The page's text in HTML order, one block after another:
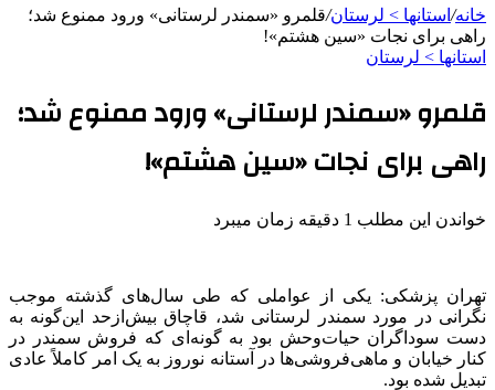
خانه/ استانها > لرستان/قلمرو «سمندر لرستانی» ورود ممنوع شد؛
راهی برای نجات «سین هشتم»!
استانها > لرستان
قلمرو «سمندر لرستانی» ورود ممنوع شد؛
راهی برای نجات «سین هشتم»!
خواندن این مطلب 1 دقیقه زمان میبرد
تهران پزشکی: یکی از عواملی که طی سال‌های گذشته موجب
نگرانی در مورد سمندر لرستانی شد، قاچاق بیش‌ازحد این‌گونه به
دست سوداگران حیات‌وحش بود به گونه‌ای که فروش سمندر در
کنار خیابان و ماهی‌فروشی‌ها در آستانه نوروز به یک امر کاملاً عادی
تبدیل شده بود.